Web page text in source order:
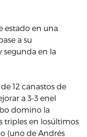
estado en una
a su
segunda en la
12 canastos de
a 3-3 enel
domino la
triples en losúltimos
(uno de Andrés